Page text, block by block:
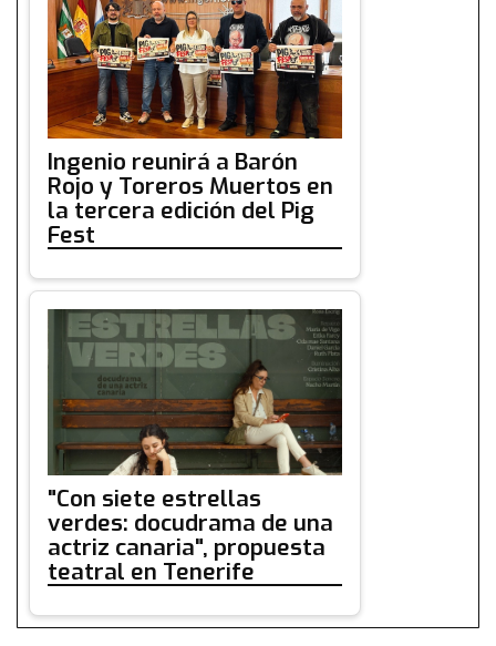
Ingenio reunirá a Barón
Rojo y Toreros Muertos en
la tercera edición del Pig
Fest
"Con siete estrellas
verdes: docudrama de una
actriz canaria", propuesta
teatral en Tenerife